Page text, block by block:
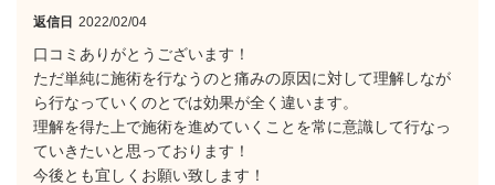
返信日 2022/02/04
口コミありがとうございます！
ただ単純に施術を行なうのと痛みの原因に対して理解しなが
ら行なっていくのとでは効果が全く違います。
理解を得た上で施術を進めていくことを常に意識して行なっ
ていきたいと思っております！
今後とも宜しくお願い致します！